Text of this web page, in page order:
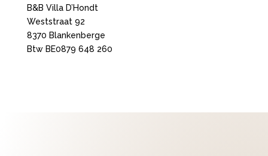
B&B Villa D’Hondt
Weststraat 92
8370 Blankenberge
Btw BE0879 648 260